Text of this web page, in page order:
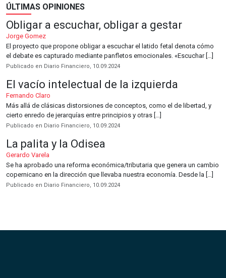
ÚLTIMAS OPINIONES
Obligar a escuchar, obligar a gestar
Jorge Gomez
El proyecto que propone obligar a escuchar el latido fetal denota cómo
el debate es capturado mediante panfletos emocionales. «Escuchar […]
Publicado en Diario Financiero, 10.09.2024
El vacío intelectual de la izquierda
Fernando Claro
Más allá de clásicas distorsiones de conceptos, como el de libertad, y
cierto enredo de jerarquías entre principios y otras […]
Publicado en Diario Financiero, 10.09.2024
La palita y la Odisea
Gerardo Varela
Se ha aprobado una reforma económica/tributaria que genera un cambio
copernicano en la dirección que llevaba nuestra economía. Desde la […]
Publicado en Diario Financiero, 10.09.2024